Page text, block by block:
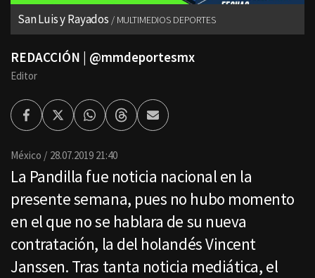
San Luis y Rayados MULTIMEDIOS DEPORTES
REDACCIÓN | @mmdeportesmx
Editor
FacebookTwitterWhatsappThreadsEnviar
por
México 28.07.2019 21:40
La Pandilla fue noticia nacional en la
presente semana, pues no hubo momento
en el que no se hablara de su nueva
contratación, la del holandés Vincent
Janssen. Tras tanta noticia mediática, el